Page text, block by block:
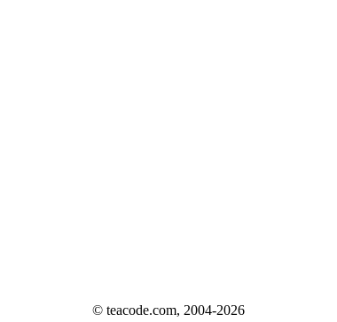
© teacode.com, 2004-2026